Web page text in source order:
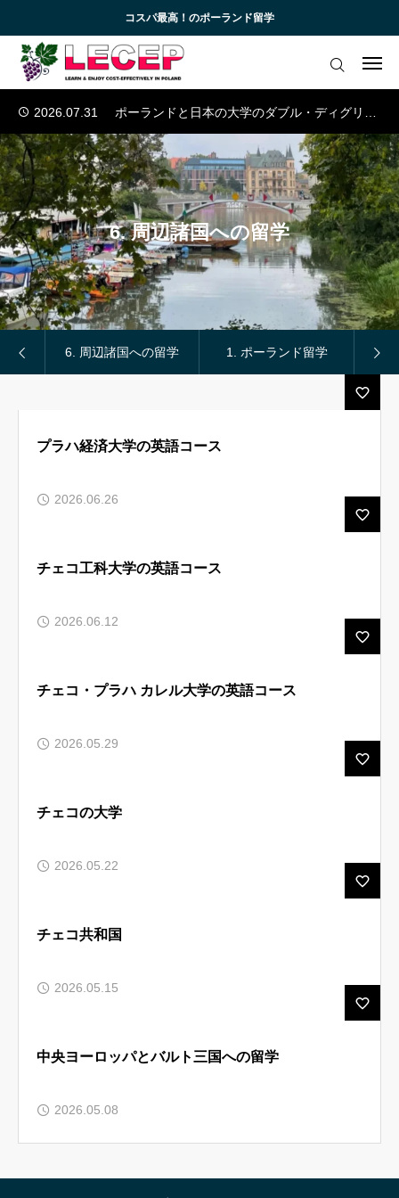
コスパ最高！のポーランド留学
2026.07.03
ウッチ工科大学の産学連携
2026.07.31
2026.07.17
『コラム』AIの時代に選ぶべき学部とは？
2026.07.10
欧州の医学部への留学
2026.07.03
ウッチ工科大学の産学連携
2026.08.07
ポーランド日本情報工科大学の英語コース
2026.07.31
ポーランドと日本の大学のダブル・ディグリー・プログラム
6. 周辺諸国への留学
6. 周辺諸国への留学 1. ポーランド留学 2.
プラハ経済大学の英語コース
2026.06.26
チェコ工科大学の英語コース
2026.06.12
チェコ・プラハ カレル大学の英語コース
2026.05.29
チェコの大学
2026.05.22
チェコ共和国
2026.05.15
中央ヨーロッパとバルト三国への留学
2026.05.08
ログイン
アカデミック英語トレーニング
無料会員向けコンテンツと受講生向けサイト
ブログ 一覧
受講生様専用サイト
お知らせ一覧
アカデミック英語トレーニング
ブログ 一覧
お問い合わせ フォーム
お知らせ